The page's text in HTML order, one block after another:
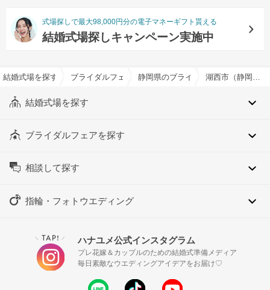
式場探しで最大98,000円分の電子マネーギフト貰える
結婚式場探しキャンペーン実施中
結婚式場を探すならハナユメブライダルフェア検索静岡県のブライダルフェア一覧 湖西市（静岡県）のブライダルフェア一覧
結婚式場を探す
ブライダルフェアを探す
相談して探す
指輪・フォトウエディング
＼ TAP! ／ ハナユメ公式インスタグラム
プレ花嫁＆カップルのための結婚式準備メディア
毎日素敵なウエディングアイデアをお届け♡